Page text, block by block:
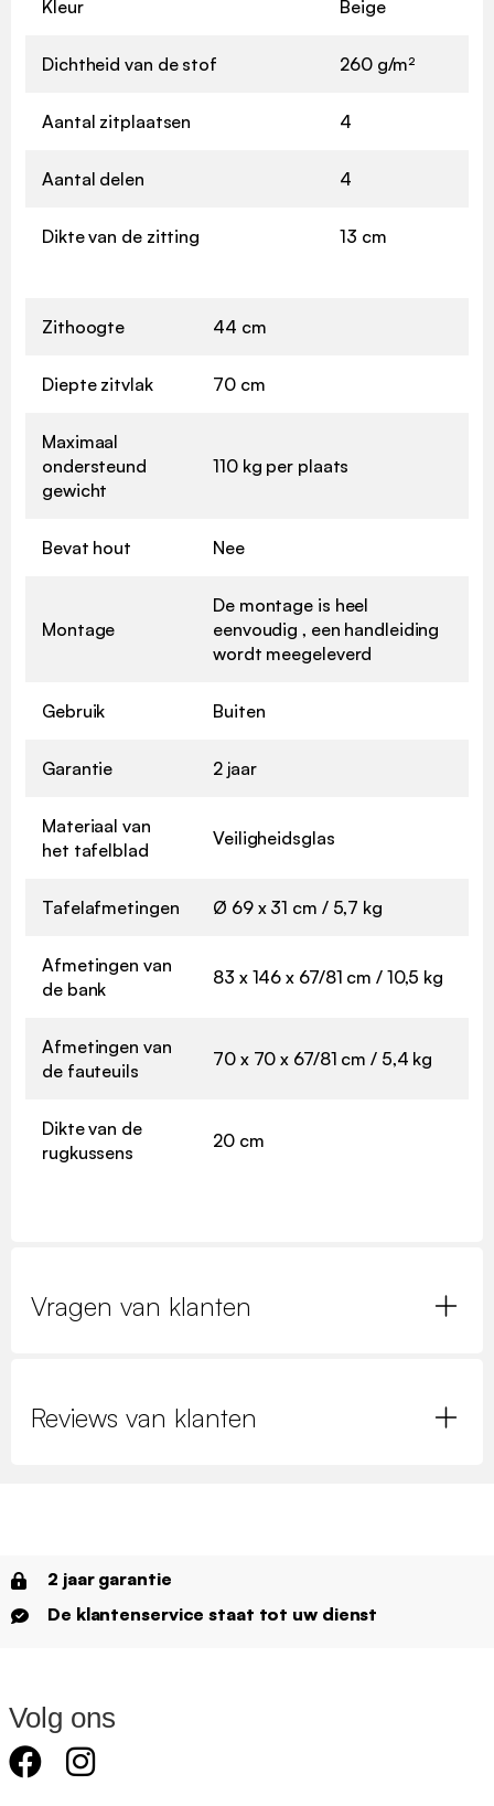
Kleur Beige
Dichtheid van de stof 260 g/m²
Aantal zitplaatsen 4
Aantal delen 4
Dikte van de zitting 13 cm
Zithoogte 44 cm
Diepte zitvlak 70 cm
Maximaal
ondersteund
gewicht
110 kg per plaats
Bevat hout Nee
Montage
De montage is heel
eenvoudig , een handleiding
wordt meegeleverd
Gebruik Buiten
Garantie 2 jaar
Materiaal van
het tafelblad
Veiligheidsglas
Tafelafmetingen Ø 69 x 31 cm / 5,7 kg
Afmetingen van
de bank
83 x 146 x 67/81 cm / 10,5 kg
Afmetingen van
de fauteuils
70 x 70 x 67/81 cm / 5,4 kg
Dikte van de
rugkussens
20 cm
Vragen van klanten
Reviews van klanten
2 jaar garantie
De klantenservice staat tot uw dienst
Volg ons